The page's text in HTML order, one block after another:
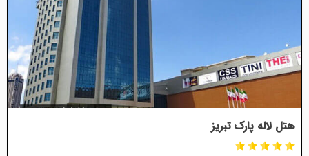
هتل لاله پارک تبریز